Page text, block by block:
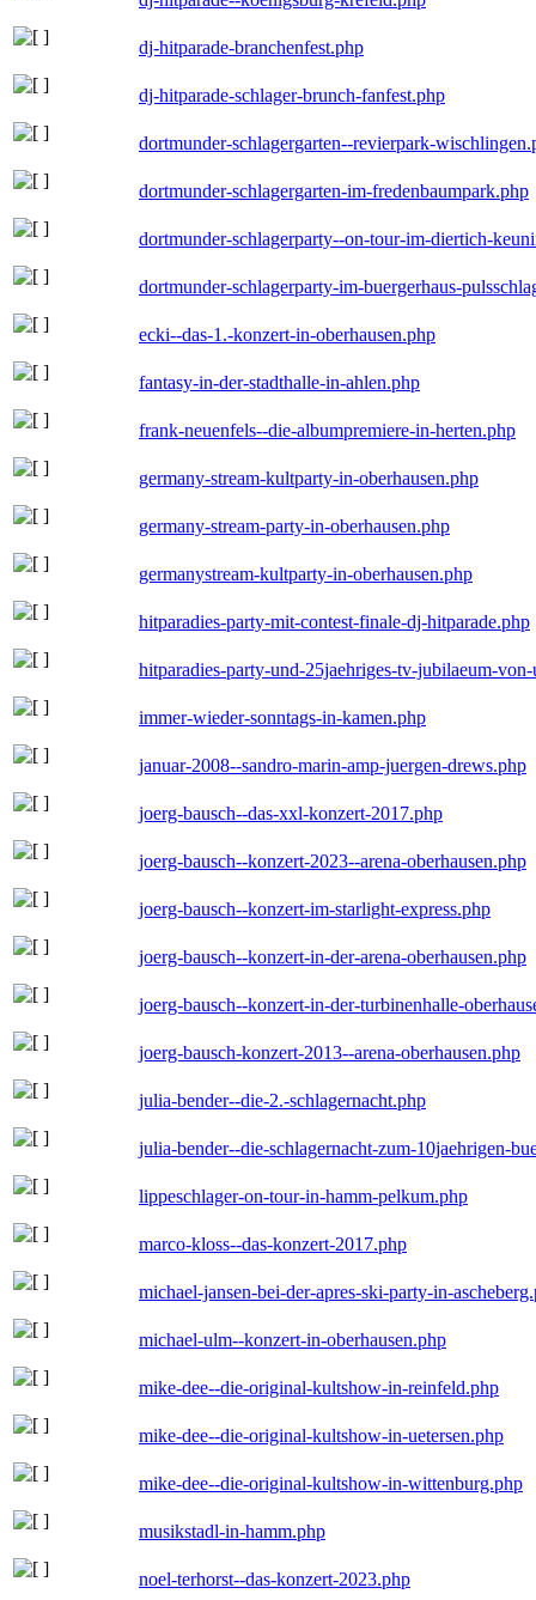
dj-hitparade-branchenfest.php
dj-hitparade-schlager-brunch-fanfest.php
dortmunder-schlagergarten--revierpark-
dortmunder-schlagergarten-im-fredenbaumpark.php
dortmunder-schlagerparty--on-tour-im-diertich-
dortmunder-schlagerparty-im-buergerhaus-
ecki--das-1.-konzert-in-oberhausen.php
fantasy-in-der-stadthalle-in-ahlen.php
frank-neuenfels--die-albumpremiere-in-herten.php
germany-stream-kultparty-in-oberhausen.php
germany-stream-party-in-oberhausen.php
germanystream-kultparty-in-oberhausen.php
hitparadies-party-mit-contest-finale-dj-hitparade.php
hitparadies-party-und-25jaehriges-tv-jubilaeum-
immer-wieder-sonntags-in-kamen.php
januar-2008--sandro-marin-amp-juergen-drews.php
joerg-bausch--das-xxl-konzert-2017.php
joerg-bausch--konzert-2023--arena-oberhausen.php
joerg-bausch--konzert-im-starlight-express.php
joerg-bausch--konzert-in-der-arena-oberhausen.php
joerg-bausch--konzert-in-der-turbinenhalle-
joerg-bausch-konzert-2013--arena-oberhausen.php
julia-bender--die-2.-schlagernacht.php
julia-bender--die-schlagernacht-zum-10jaehrigen-
lippeschlager-on-tour-in-hamm-pelkum.php
marco-kloss--das-konzert-2017.php
michael-jansen-bei-der-apres-ski-party-in-
michael-ulm--konzert-in-oberhausen.php
mike-dee--die-original-kultshow-in-reinfeld.php
mike-dee--die-original-kultshow-in-uetersen.php
mike-dee--die-original-kultshow-in-wittenburg.php
musikstadl-in-hamm.php
noel-terhorst--das-konzert-2023.php